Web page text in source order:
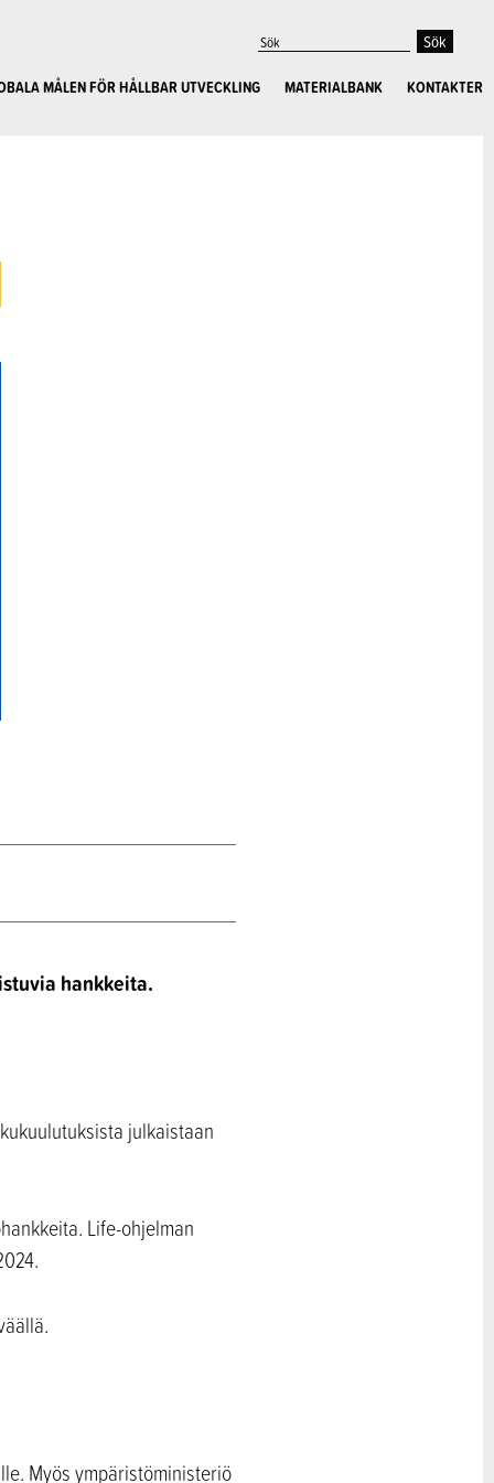
MÅLEN FÖR HÅLLBAR UTVECKLING MATERIALBANK KONTAKTER
hankkeita.
julkaistaan
Life-ohjelman
Myös ympäristöministeriö